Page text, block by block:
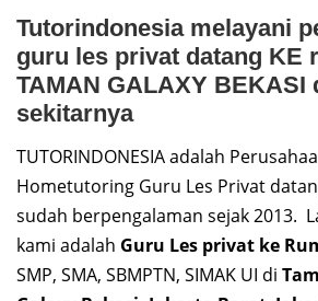
Tutorindonesia melayani
guru les privat datang KE
TAMAN GALAXY BEKASI
sekitarnya
TUTORINDONESIA adalah
Hometutoring Guru Les Privat
sudah berpengalaman sejak 2013.
kami adalah Guru Les privat ke
SMP, SMA, SBMPTN, SIMAK UI di